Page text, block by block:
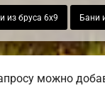
из бруса 6х9 Бани
можно